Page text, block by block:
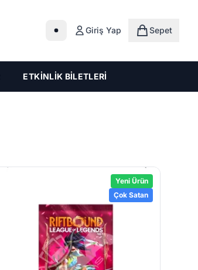
Giriş Yap
Sepet
Sepet
ETKİNLİK BİLETLERİ
Yeni Ürün
Çok Satan